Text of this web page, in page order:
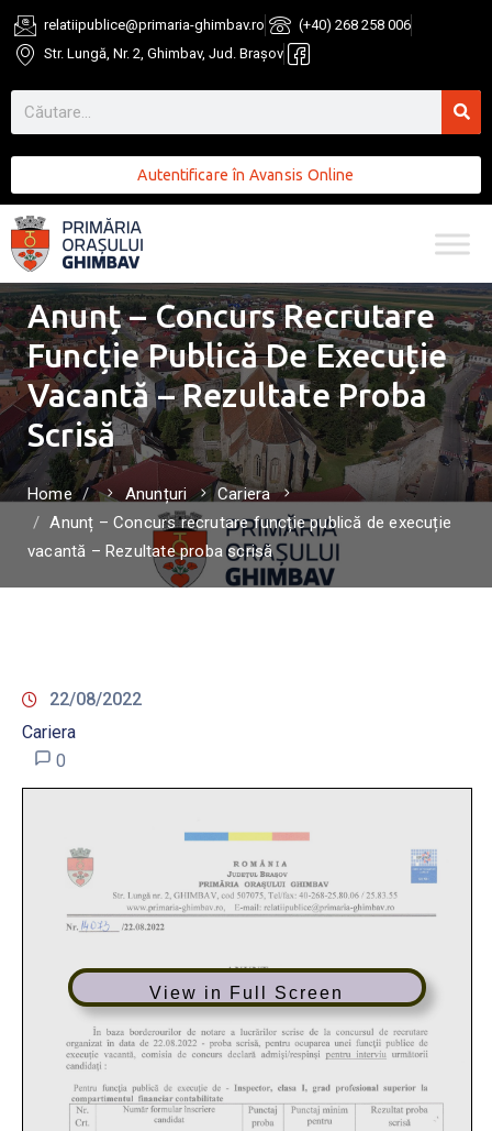
relatiipublice@primaria-ghimbav.ro
(+40) 268 258 006
Str. Lungă, Nr. 2, Ghimbav, Jud. Brașov
Autentificare în Avansis Online
Anunț – Concurs Recrutare
Funcție Publică De Execuție
Vacantă – Rezultate Proba
Scrisă
Home Anunțuri
Cariera
Anunț – Concurs recrutare funcție publică de execuție
vacantă – Rezultate proba scrisă
22/08/2022
Cariera
0
View in Full Screen